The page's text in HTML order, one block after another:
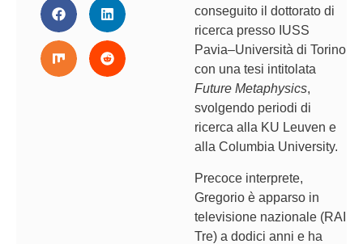
conseguito il dottorato di
ricerca presso IUSS
Pavia–Università di Torino
con una tesi intitolata
Future Metaphysics,
svolgendo periodi di
ricerca alla KU Leuven e
alla Columbia University.
Precoce interprete,
Gregorio è apparso in
televisione nazionale (RAI
Tre) a dodici anni e ha